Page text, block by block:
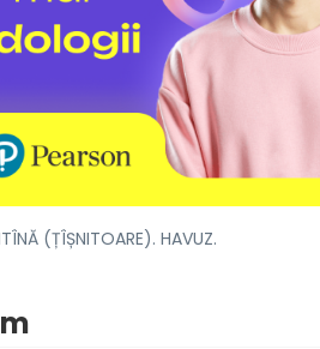
(ȚÎȘNITOARE). HAVUZ.